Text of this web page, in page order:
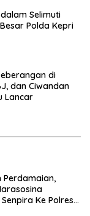
Selimuti
Polda Kepri
di
dan Ciwandan
Lancar
Perdamaian,
Ke Polres